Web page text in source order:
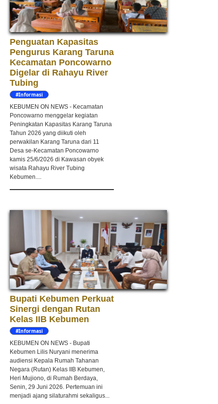
Penguatan Kapasitas
Pengurus Karang Taruna
Kecamatan Poncowarno
Digelar di Rahayu River
Tubing
#Informasi
KEBUMEN ON NEWS - Kecamatan
Poncowarno menggelar kegiatan
Peningkatan Kapasitas Karang Taruna
Tahun 2026 yang diikuti oleh
perwakilan Karang Taruna dari 11
Desa se-Kecamatan Poncowarno
kamis 25/6/2026 di Kawasan obyek
wisata Rahayu River Tubing
Kebumen....
Bupati Kebumen Perkuat
Sinergi dengan Rutan
Kelas IIB Kebumen
#Informasi
KEBUMEN ON NEWS - Bupati
Kebumen Lilis Nuryani menerima
audiensi Kepala Rumah Tahanan
Negara (Rutan) Kelas IIB Kebumen,
Heri Mujiono, di Rumah Berdaya,
Senin, 29 Juni 2026. Pertemuan ini
menjadi ajang silaturahmi sekaligus...